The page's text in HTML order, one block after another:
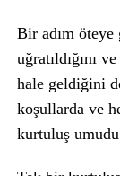
Bir adım öteye
uğratıldığını
hale geldiğini
koşullarda ve
kurtuluş